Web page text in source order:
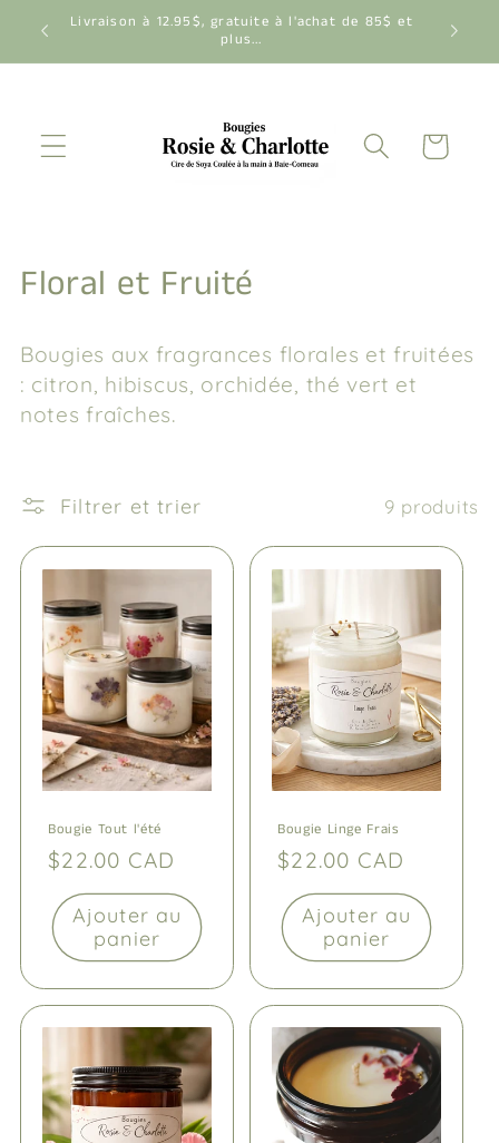
passer
Livraison à 12.95$, gratuite à l'achat de 85$ et
plus...
Panier
C
l
l
c
t
Floral et Fruité
Bougies aux fragrances florales et fruitées
: citron, hibiscus, orchidée, thé vert et
notes fraîches.
Filtrer et trier 9 produits
Bougie Tout l'été
Prix
habituel
$22.00 CAD
Ajouter au
panier
Bougie Linge Frais
Prix
habituel
$22.00 CAD
Ajouter au
panier